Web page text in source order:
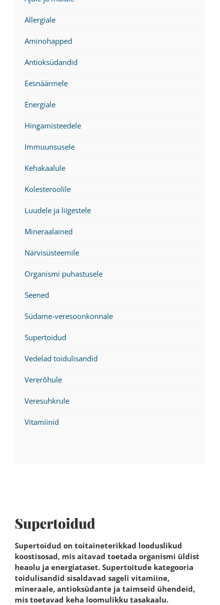
Supertoidud
Supertoidud on toitaineterikkad looduslikud
koostisosad, mis aitavad toetada organismi üldist
heaolu ja energiataset. Supertoitude kategooria
toidulisandid sisaldavad sageli vitamiine,
mineraale, antioksüdante ja taimseid ühendeid,
mis toetavad keha loomulikku tasakaalu.
Allergiale
Aminohapped
Antioksüdandid
Eesnäärmele
Energiale
Hingamisteedele
Immuunsusele
Kehakaalule
Kolesteroolile
Luudele ja liigestele
Mineraalained
Närvisüsteemile
Organismi puhastusele
Seened
Südame-veresoonkonnale
Supertoidud
Vedelad toidulisandid
Vererõhule
Veresuhkrule
Vitamiinid